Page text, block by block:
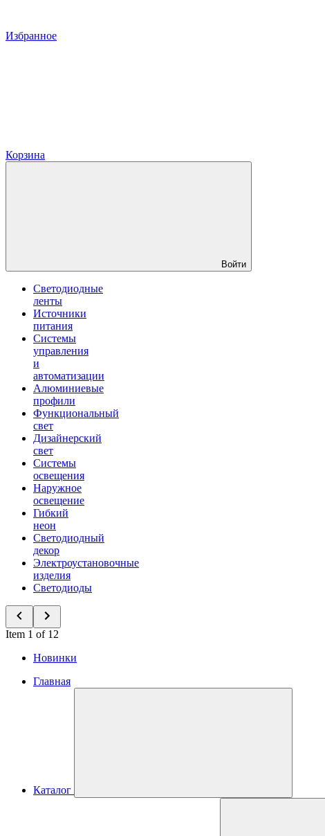
Избранное
Корзина
Войти
Светодиодные
ленты
Источники
питания
Системы
управления
и
автоматизации
Алюминиевые
профили
Функциональный
свет
Дизайнерский
свет
Системы
освещения
Наружное
освещение
Гибкий
неон
Светодиодный
декор
Электроустановочные
изделия
Светодиоды
Item 1 of 12
Новинки
Главная
Каталог